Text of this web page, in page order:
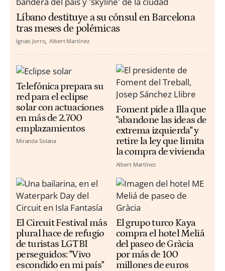
Líbano destituye a su cónsul en Barcelona
tras meses de polémicas
Ignasi Jorro Albert Martínez
Telefónica prepara su
red para el eclipse
solar con actuaciones
en más de 2.700
emplazamientos
Miranda Solana
Foment pide a Illa que
"abandone las ideas de
extrema izquierda" y
retire la ley que limita
la compra de vivienda
Albert Martínez
El Circuit Festival más
plural hace de refugio
de turistas LGTBI
perseguidos: "Vivo
escondido en mi país"
El grupo turco Kaya
compra el hotel Meliá
del paseo de Gràcia
por más de 100
millones de euros